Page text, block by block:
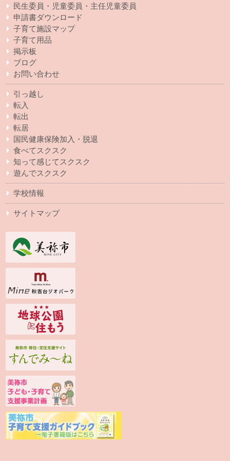
民生委員・児童委員・主任児童委員
申請書ダウンロード
子育て施設マップ
子育て用品
掲示板
ブログ
お問い合わせ
引っ越し
転入
転出
転居
国民健康保険加入・脱退
食べてスクスク
知って感じてスクスク
遊んでスクスク
学校情報
サイトマップ